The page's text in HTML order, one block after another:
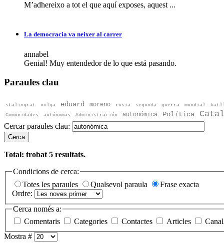
M’adhereixo a tot el que aquí exposes, aquest ...
La democracia va neixer al carrer
annabel
Genial! Muy entendedor de lo que está pasando.
Paraules clau
stalingrat volga eduard moreno rusia segunda guerra mundial
Comunidades
autónomas Administración autonómica Política
Cercar paraules clau:
Cerca
Total: trobat 5 resultats.
Condicions de cerca:
Totes les paraules
Qualsevol paraula
Frase exacta
Ordre:
Cerca només a:
Comentaris
Categories Contactes Articles
Mostra #